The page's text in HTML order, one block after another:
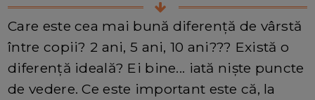
Care este cea mai bună diferență de vârstă
între copii? 2 ani, 5 ani, 10 ani??? Există o
diferență ideală? Ei bine... iată niște puncte
de vedere. Ce este important este că, la